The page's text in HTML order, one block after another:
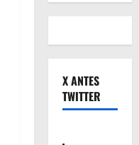
X ANTES
TWITTER